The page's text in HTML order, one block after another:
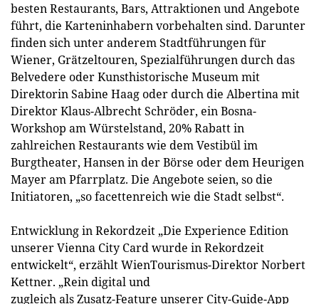
besten Restaurants, Bars, Attraktionen und Angebote
führt, die Karteninhabern vorbehalten sind. Darunter
finden sich unter anderem Stadtführungen für
Wiener, Grätzeltouren, Spezialführungen durch das
Belvedere oder Kunsthistorische Museum mit
Direktorin Sabine Haag oder durch die Albertina mit
Direktor Klaus-Albrecht Schröder, ein Bosna-
Workshop am Würstelstand, 20% Rabatt in
zahlreichen Restaurants wie dem Vestibül im
Burgtheater, Hansen in der Börse oder dem Heurigen
Mayer am Pfarrplatz. Die Angebote seien, so die
Initiatoren, „so facettenreich wie die Stadt selbst“.
Entwicklung in Rekordzeit „Die Experience Edition
unserer Vienna City Card wurde in Rekordzeit
entwickelt“, erzählt WienTourismus-Direktor Norbert
Kettner. „Rein digital und
zugleich als Zusatz-Feature unserer City-Guide-App